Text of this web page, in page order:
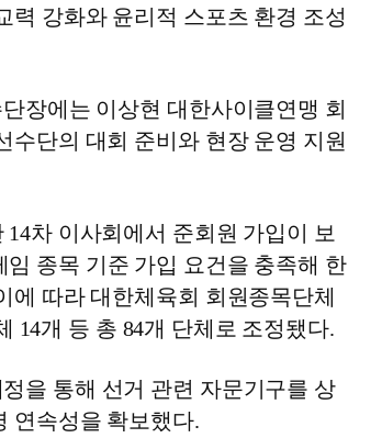
력 강화와 윤리적 스포츠 환경 조성
장에는 이상현 대한사이클연맹 회
수단의 대회 준비와 현장 운영 지원
차 이사회에서 준회원 가입이 보
종목 기준 가입 요건을 충족해 한
에 따라 대한체육회 회원종목단체
14개 등 총 84개 단체로 조정됐다.
을 통해 선거 관련 자문기구를 상
연속성을 확보했다.